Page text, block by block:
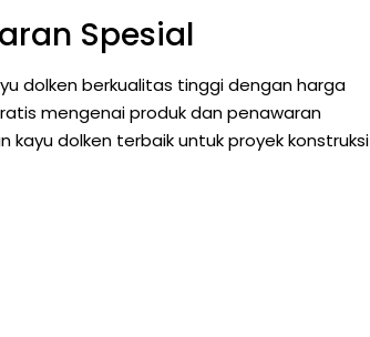
Spesial
dolken berkualitas tinggi dengan harga
mengenai produk dan penawaran
kayu dolken terbaik untuk proyek konstruksi